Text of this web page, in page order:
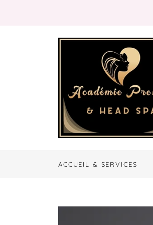
ACCUEIL & SERVICES